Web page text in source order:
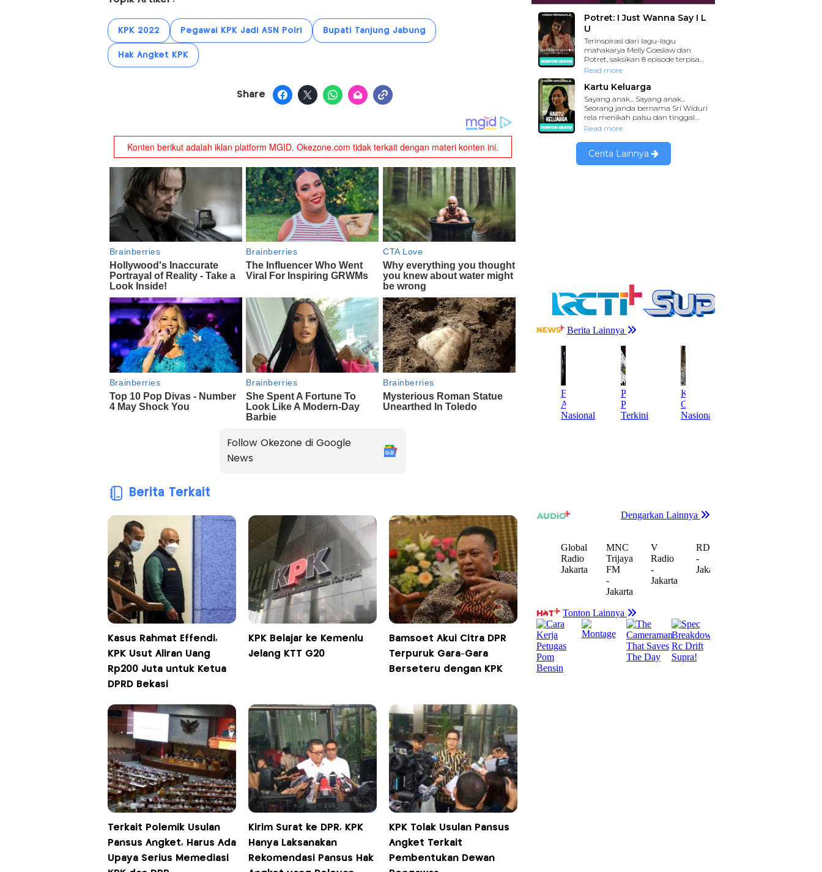
KPK 2022 Pegawai KPK Jadi ASN Polri Bupati Tanjung Jabung
Hak Angket KPK
Share
Follow Okezone di Google
News
Berita Terkait
Kasus Rahmat Effendi,
KPK Usut Aliran Uang
Rp200 Juta untuk Ketua
DPRD Bekasi
KPK Belajar ke Kemenlu
Jelang KTT G20
Bamsoet Akui Citra DPR
Terpuruk Gara-Gara
Berseteru dengan KPK
Terkait Polemik Usulan
Pansus Angket, Harus Ada
Upaya Serius Memediasi
Kirim Surat ke DPR, KPK
Hanya Laksanakan
Rekomendasi Pansus Hak
KPK Tolak Usulan Pansus
Angket Terkait
Pembentukan Dewan